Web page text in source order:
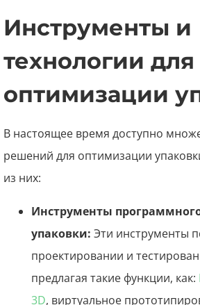
Инструменты и
технологии для
оптимизации
В настоящее время доступно
решений для оптимизации
из них:
Инструменты
упаковки: Эти инструменты
проектировании и
предлагая такие функции, как:
3D, виртуальное